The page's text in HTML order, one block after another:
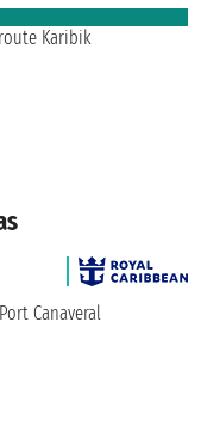
Port Canaveral